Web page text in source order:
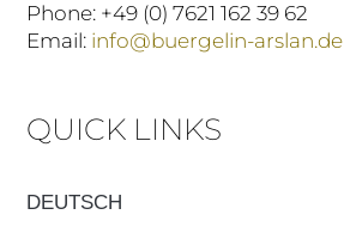
Phone: +49 (0) 7621 162 39 62
Email: info@buergelin-arslan.de
QUICK LINKS
DEUTSCH